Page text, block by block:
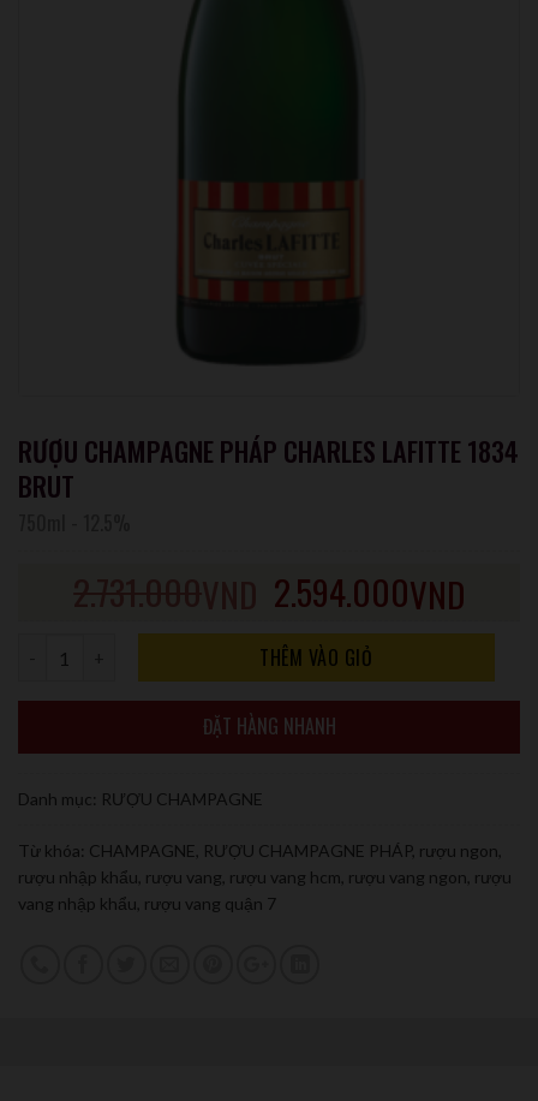
RƯỢU CHAMPAGNE PHÁP CHARLES LAFITTE 1834
BRUT
2.594.000VND
THÊM VÀO GIỎ
ĐẶT HÀNG NHANH
Danh mục: RƯỢU CHAMPAGNE
Từ khóa: CHAMPAGNE RƯỢU CHAMPAGNE PHÁP, rượu ngon
rượu nhập khẩu rượu vang rượu vang hcm rượu vang ngon rượu
vang nhập khẩu rượu vang quận 7